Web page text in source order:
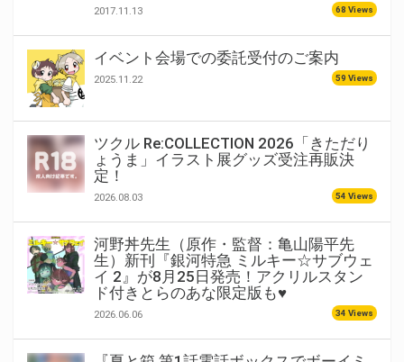
2017.11.13 68 Views
イベント会場での委託受付のご案内
2025.11.22 59 Views
ツクル Re:COLLECTION 2026「きただり
ょうま」イラスト展グッズ受注再販決
定！
2026.08.03 54 Views
河野丼先生（原作・監督：亀山陽平先
生）新刊『銀河特急 ミルキー☆サブウェ
イ 2』が8月25日発売！アクリルスタン
ド付きとらのあな限定版も♥
2026.06.06 34 Views